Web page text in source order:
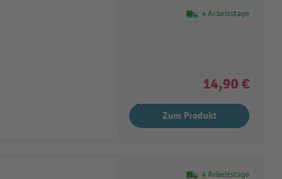
4 Arbeitstage
14,90 €
Zum Produkt
4 Arbeitstage